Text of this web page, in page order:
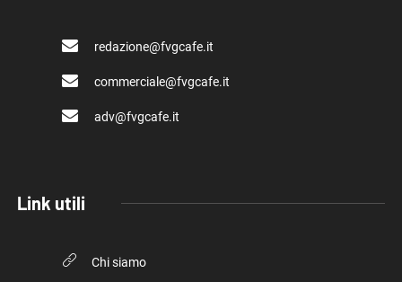
redazione@fvgcafe.it
commerciale@fvgcafe.it
adv@fvgcafe.it
Link utili
Chi siamo